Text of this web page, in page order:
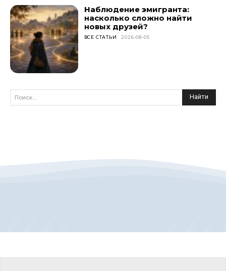
Наблюдение эмигранта:
насколько сложно найти
новых друзей?
ВСЕ СТАТЬИ 2026-08-05
Поиск... Найти